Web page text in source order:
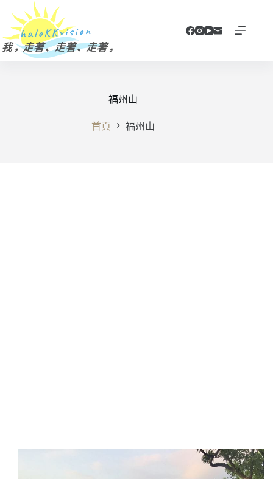
主
要
福州山
首頁 福州山